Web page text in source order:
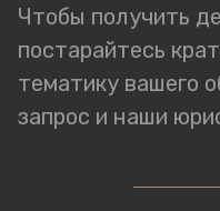
Чтобы получить
постарайтесь
тематику вашего
запрос и наши